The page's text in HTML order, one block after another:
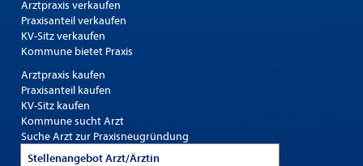
Arztpraxis verkaufen
Praxisanteil verkaufen
KV-Sitz verkaufen
Kommune bietet Praxis
Arztpraxis kaufen
Praxisanteil kaufen
KV-Sitz kaufen
Kommune sucht Arzt
Suche Arzt zur Praxisneugründung
Stellenangebot Arzt/Ärztin